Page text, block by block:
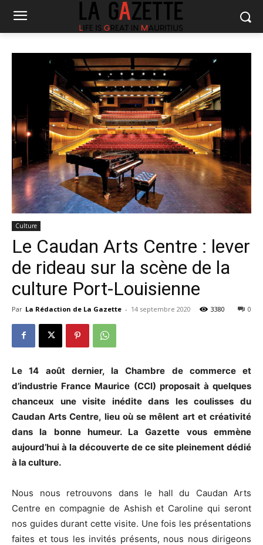
Culture
Le Caudan Arts Centre : lever
de rideau sur la scène de la
culture Port-Louisienne
Par La Rédaction de La Gazette - 14 septembre 2020 0
3380
Le 14 août dernier, la Chambre de commerce et
d’industrie France Maurice (CCI) proposait à quelques
chanceux une visite inédite dans les coulisses du
Caudan Arts Centre, lieu où se mêlent art et créativité
dans la bonne humeur. La Gazette vous emmène
aujourd’hui à la découverte de ce site pleinement dédié
à la culture.
Nous nous retrouvons dans le hall du Caudan Arts
Centre en compagnie de Ashish et Caroline qui seront
nos guides durant cette visite. Une fois les présentations
faites et tous les invités présents, nous nous dirigeons